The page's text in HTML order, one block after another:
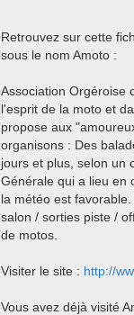
Retrouvez sur cette
sous le nom Amoto :
Association Orgéroise
l'esprit de la moto et
propose aux
organisons : Des
jours et plus, selon un
Générale qui a lieu en
la météo est
salon / sorties piste /
de motos.
Visiter le site : http://
Vous avez déjà visité